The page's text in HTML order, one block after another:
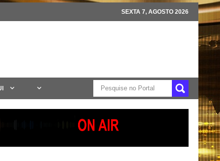
SEXTA 7, AGOSTO 2026